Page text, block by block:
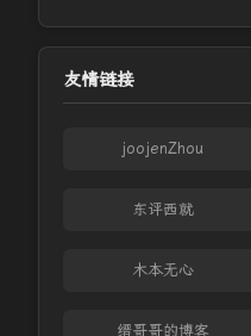
友情链接
joojenZhou
东评西就
木本无心
缙哥哥的博客